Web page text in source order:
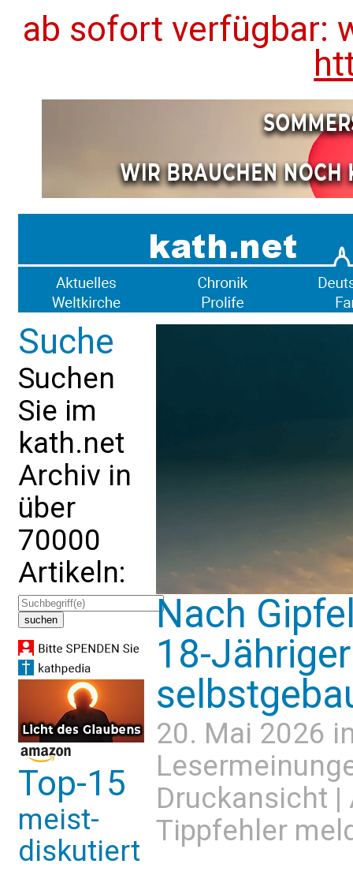
ab sofort verfügbar:
Suche
Suchen
Sie im
kath.net
Archiv in
über
70000
Artikeln:
Top-15
meist-
diskutiert
Nach
18-
20. Mai 2026
Druckansicht |
Tippfehler